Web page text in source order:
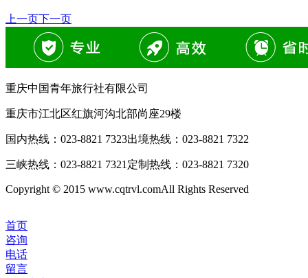
上一页下一页
重庆中国青年旅行社有限公司
重庆市江北区红旗河沟北部尚座29楼
国内热线： 023-8821 7323出境热线： 023-8821 7322
三峡热线： 023-8821 7321 定制热线： 023-8821 7320
Copyright © 2015 www.cqtrvl.comAll Rights Reserved
首页
咨询
电话
留言